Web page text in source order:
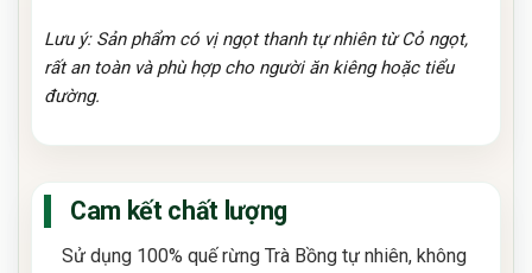
Lưu ý: Sản phẩm có vị ngọt thanh tự nhiên từ Cỏ ngọt,
rất an toàn và phù hợp cho người ăn kiêng hoặc tiểu
đường.
Cam kết chất lượng
Sử dụng 100% quế rừng Trà Bồng tự nhiên, không